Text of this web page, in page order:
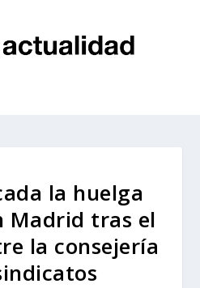
la huelga
Madrid tras el
la consejería